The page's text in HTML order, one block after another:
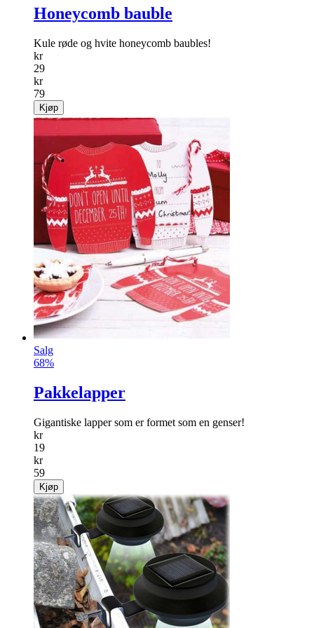
Honeycomb bauble
Kule røde og hvite honeycomb baubles!
kr
29
kr
79
Kjøp
Salg
68%
Pakkelapper
Gigantiske lapper som er formet som en genser!
kr
19
kr
59
Kjøp